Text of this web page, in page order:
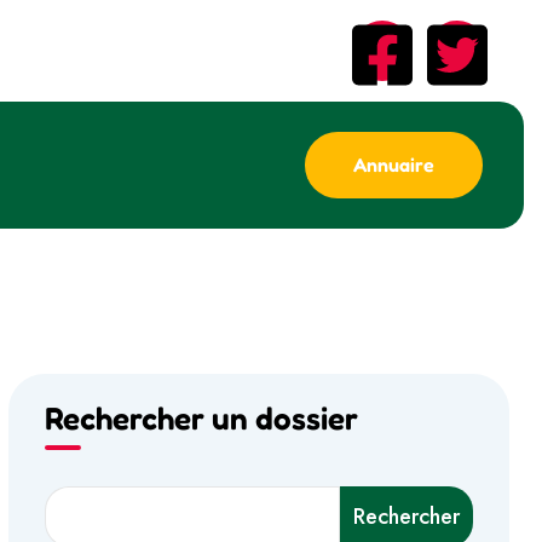
Annuaire
Rechercher un dossier
Rechercher